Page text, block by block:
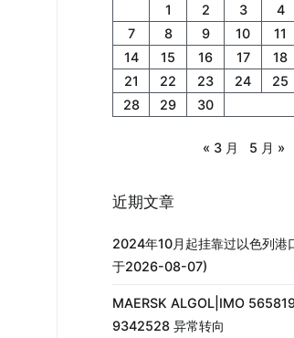
1
2 3 4
7
8 9 10 11
14
15 16 17 18
21
22 23 24 25
28
29 30
« 3 月 5 月 »
近期文章
2024年10月起挂靠过以色列港
于2026-08-07)
MAERSK ALGOL|IMO
9342528 异常转向